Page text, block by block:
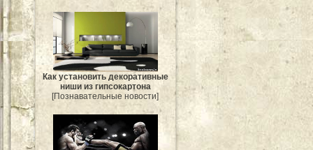
Как установить декоративные
ниши из гипсокартона
[Познавательные новости]